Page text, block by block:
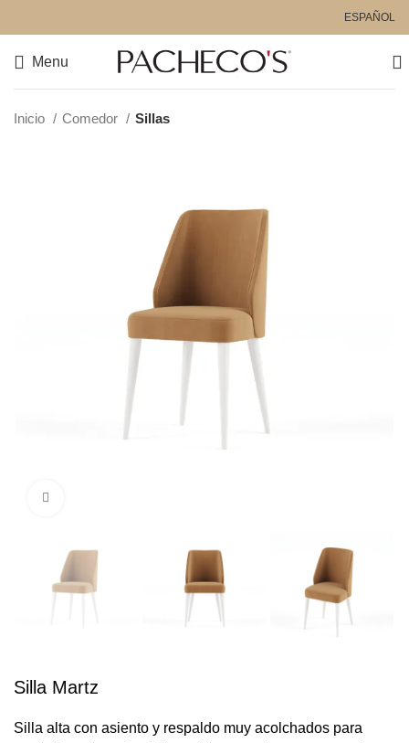
ESPAÑOL
Menu
Inicio Comedor Sillas
Silla Martz
Silla alta con asiento y respaldo muy acolchados para